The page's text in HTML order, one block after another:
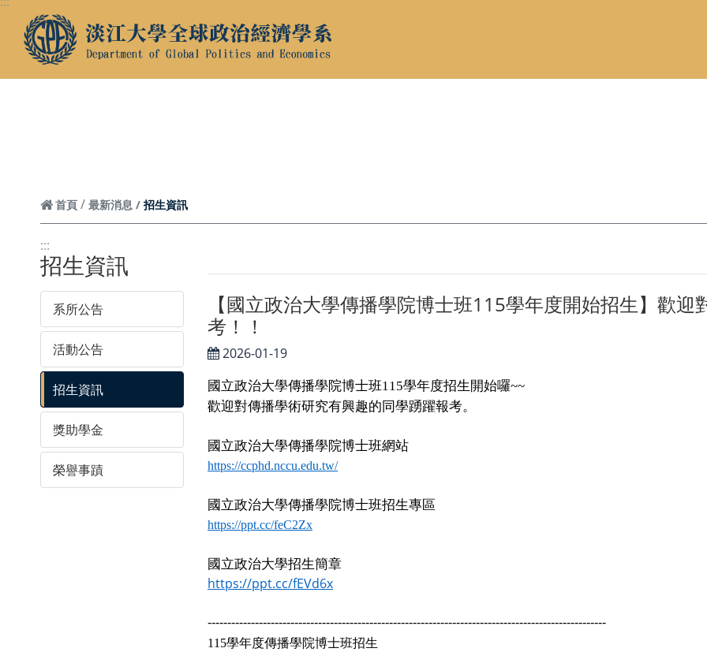
跳到頁面主要內容區
首頁 最新消息 招生資訊
:::
招生資訊
系所公告
活動公告
招生資訊
獎助學金
榮譽事蹟
【國立政治大學傳播學院博士班115學年度開始招生】歡
考！！
2026-01-19
國立政治大學傳播學院博士班115學年度招生開始囉~~
歡迎對傳播學術研究有興趣的同學踴躍報考。
國立政治大學傳播學院博士班網站
https://ccphd.nccu.edu.tw/
國立政治大學傳播學院博士班招生專區
https://ppt.cc/feC2Zx
國立政治大學招生簡章
https://ppt.cc/fEVd6x
-----------------------------------------------------------------------------------------------------
115學年度傳播學院博士班招生